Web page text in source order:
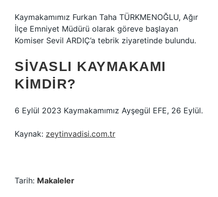
Kaymakamımız Furkan Taha TÜRKMENOĞLU, Ağır
İlçe Emniyet Müdürü olarak göreve başlayan
Komiser Sevil ARDIÇ’a tebrik ziyaretinde bulundu.
SIVASLI KAYMAKAMI
KIMDIR?
6 Eylül 2023 Kaymakamımız Ayşegül EFE, 26 Eylül.
Kaynak: zeytinvadisi.com.tr
Tarih: Makaleler